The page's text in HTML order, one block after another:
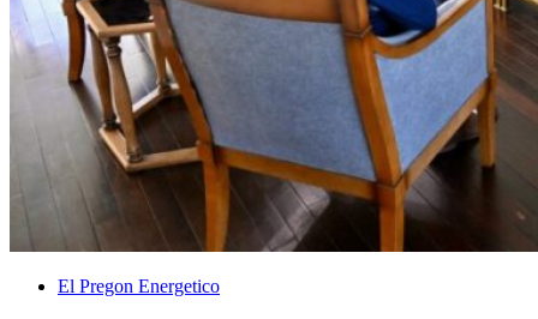
El Pregon Energetico